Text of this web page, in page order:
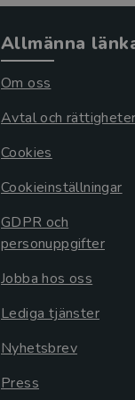
Allmänna
Om oss
Avtal och rättigheter
Cookies
Cookieinställningar
GDPR och
personuppgifter
Jobba hos oss
Lediga tjänster
Nyhetsbrev
Press